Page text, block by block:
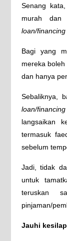
Senang
murah dan
loan/financing
Bagi yang
mereka
dan hanya
Sebaliknya,
loan/financing
langsaikan
termasuk
sebelum
Jadi, tidak
untuk
teruskan
pinjaman/
Jauhi